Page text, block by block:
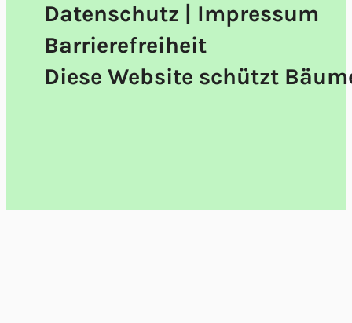
Datenschutz
Impressum
Barrierefreiheit
Diese Website schützt